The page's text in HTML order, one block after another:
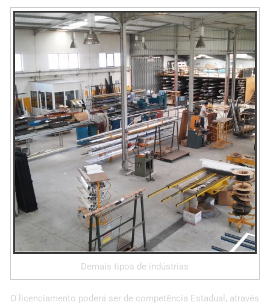
Demais tipos de indústrias
O licenciamento poderá ser de competência Estadual, através